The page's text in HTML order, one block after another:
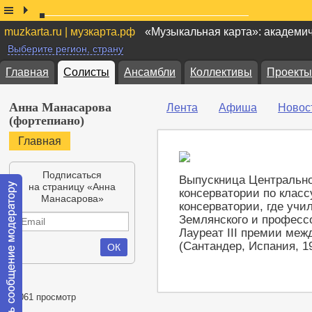
muzkarta.ru | музкарта.рф «Музыкальная карта»:
Выберите регион, страну
Главная Солисты Ансамбли Коллективы Проекты
Анна Манасарова
(фортепиано)
Главная
Подписаться
на страницу «Анна
Манасарова»
19061 просмотр
Лента Афиша
Выпускница
консерватории по
консерватории, где
Землянского и
Лауреат III премии
(Сантандер, Испания,